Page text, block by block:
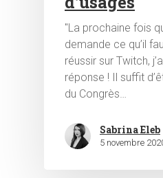
"La prochaine fois
demande ce qu’il
réussir sur Twitch,
réponse ! Il suffit
du Congrès…
Sabrina Eleb
5 novembre